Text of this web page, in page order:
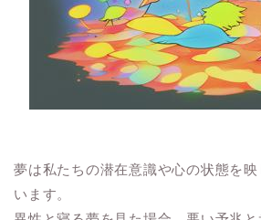
夢は私たちの潜在意識や心の状態を
います。